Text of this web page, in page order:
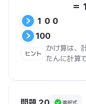
＝１９
１００
100
ヒント
かけ算は、
たんに計算
選択式